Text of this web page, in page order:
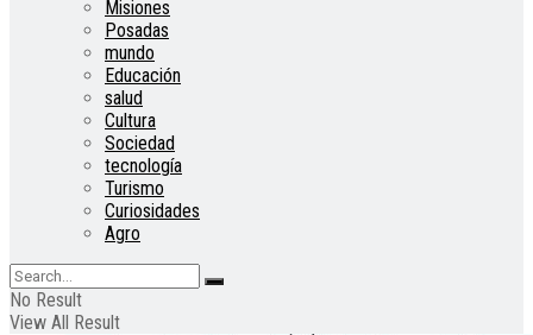
Misiones
Posadas
mundo
Educación
salud
Cultura
Sociedad
tecnología
Turismo
Curiosidades
Agro
No Result
View All Result